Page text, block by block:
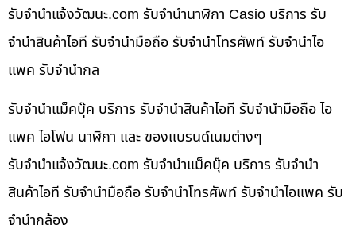
รับจํานําแจ้งวัฒนะ.com รับจำนำนาฬิกา Casio บริการ รับ
จำนำสินค้าไอที รับจำนำมือถือ รับจำนำโทรศัพท์ รับจำนำไอ
แพค รับจำนำกล
รับจำนำแม็คบุ๊ค บริการ รับจำนำสินค้าไอที รับจำนำมือถือ ไอ
แพค ไอโฟน นาฬิกา และ ของแบรนด์เนมต่างๆ
รับจํานําแจ้งวัฒนะ.com รับจำนำแม็คบุ๊ค บริการ รับจำนำ
สินค้าไอที รับจำนำมือถือ รับจำนำโทรศัพท์ รับจำนำไอแพค รับ
จำนำกล้อง